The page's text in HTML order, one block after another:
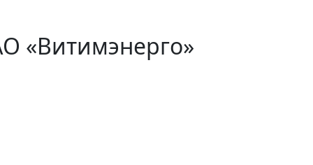
«Витимэнерго»